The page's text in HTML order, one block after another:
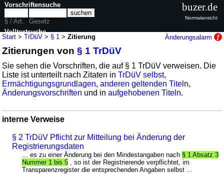
Start >TrDüV > § 1 >Zitierung Änderungsalarm
Zitierungen von§ 1 TrDüV
Sie sehen die Vorschriften, die auf § 1 TrDüV verweisen. Die
Liste ist unterteilt nach Zitaten inTrDüV selbst,
Ermächtigungsgrundlagen,anderen geltenden Titeln,
Änderungsvorschriften und inaufgehobenen Titeln.
interne Verweise
§ 2 TrDüV Pflicht zur Mitteilung bei Änderung der
Registrierungsdaten
... es zu einer Änderung bei den Mindestangaben nach § 1 Absatz 3
Nummer 1 bis 5 , so ist der Registrierende verpflichtet, im
Transparenzregister die entsprechenden Angaben selbst ...
Vorschriftensuche
§ / Art.
Gesetz
Volltextsuche
nur in TrDüV
buzer.de
Normalansicht